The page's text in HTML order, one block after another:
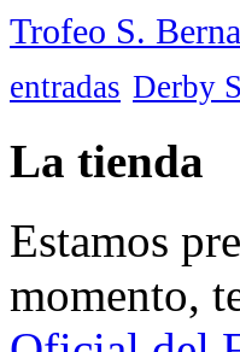
Trofeo S.
entradas Derby
La tienda
Estamos
momento,